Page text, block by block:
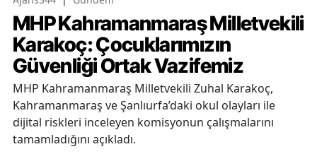
MHP Kahramanmaraş Milletvekili
Karakoç: Çocuklarımızın
Güvenliği Ortak Vazifemiz
MHP Kahramanmaraş Milletvekili Zuhal Karakoç,
Kahramanmaraş ve Şanlıurfa’daki okul olayları ile
dijital riskleri inceleyen komisyonun çalışmalarını
tamamladığını açıkladı.